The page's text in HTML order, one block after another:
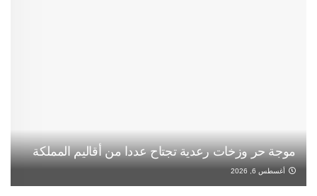
موجة حر وزخات رعدية تجتاح عددا من أقاليم المملكة
أغسطس 6, 2026